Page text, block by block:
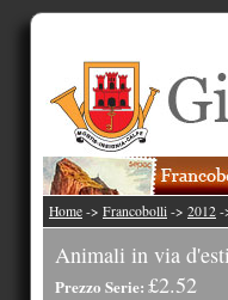
Home -> Francobolli -> 2012 -
Animali in via
Prezzo Serie: £2.52